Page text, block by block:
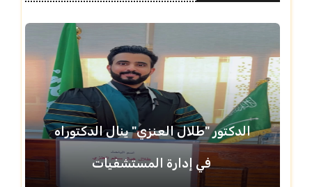
الدكتور "طلال العنزي" ينال الدكتوراه
في إدارة المستشفيات